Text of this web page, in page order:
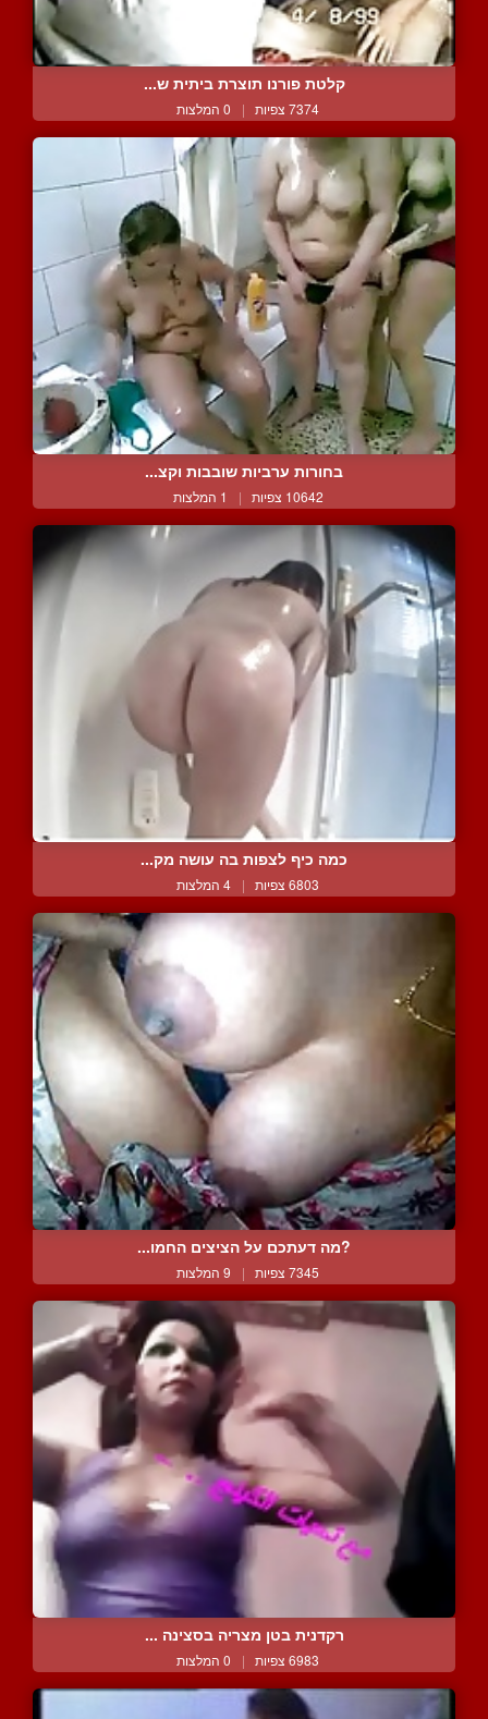
קלטת פורנו תוצרת ביתית ש...
7374 צפיות | 0 המלצות
בחורות ערביות שובבות וקצ...
10642 צפיות | 1 המלצות
כמה כיף לצפות בה עושה מק...
6803 צפיות | 4 המלצות
?מה דעתכם על הציצים החמו...
7345 צפיות | 9 המלצות
רקדנית בטן מצריה בסצינה ...
6983 צפיות | 0 המלצות